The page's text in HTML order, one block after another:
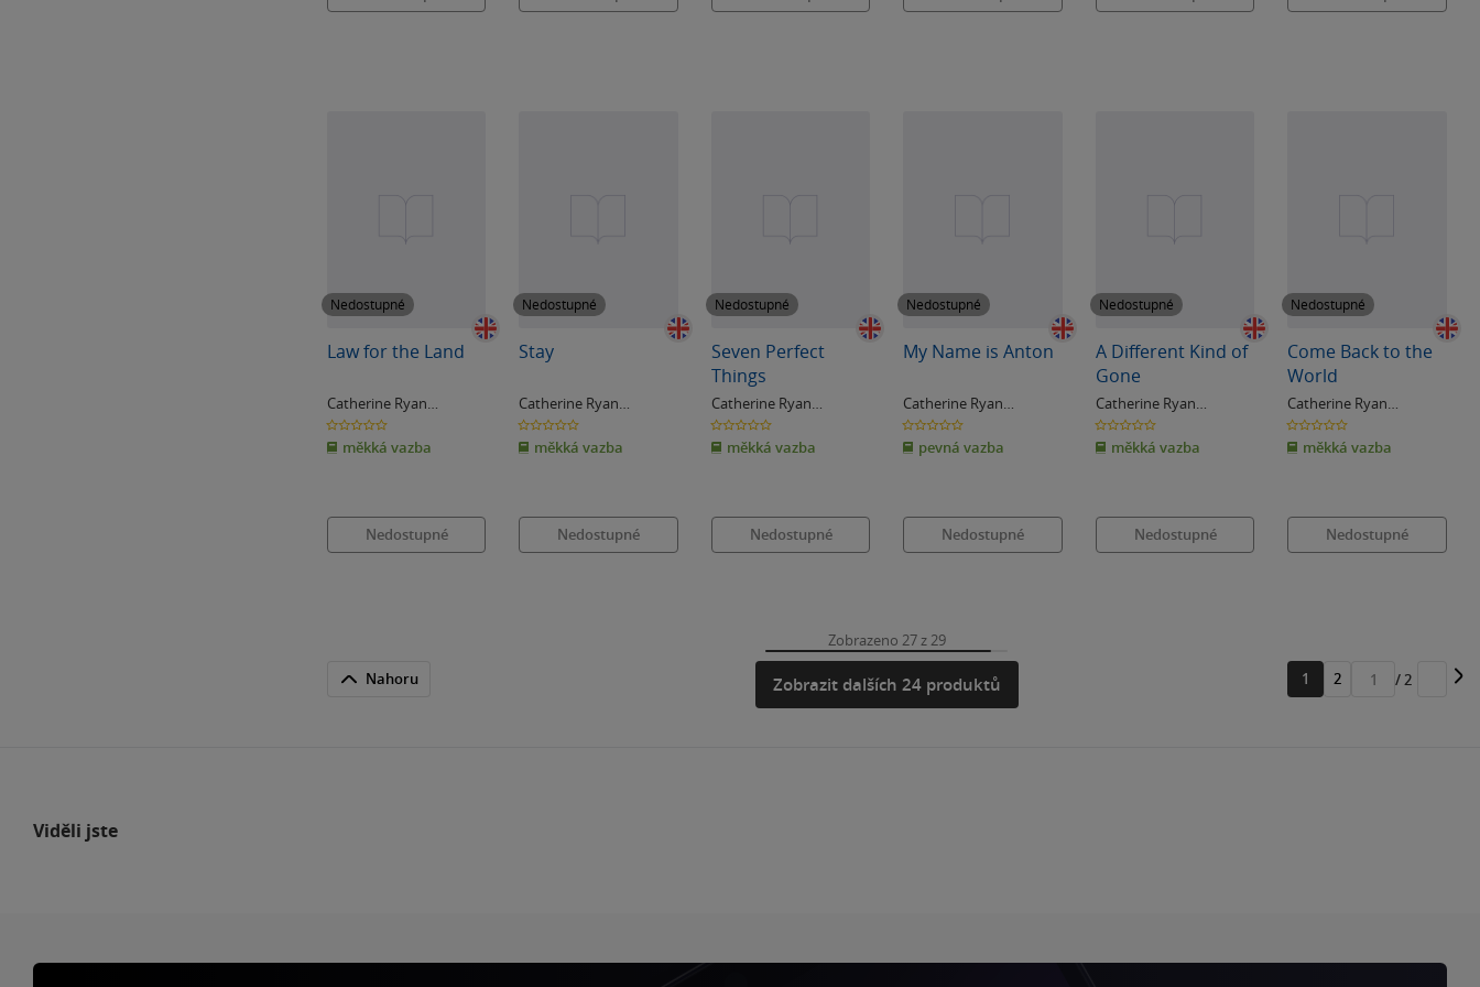
Nedostupné
Law for the Land
Catherine Ryan
Hydeová
0.0
z
5
hvězdiček
měkká vazba
Nedostupné
Nedostupné
Stay
Catherine Ryan
Hydeová
0.0
z
5
hvězdiček
měkká vazba
Nedostupné
Nedostupné
Seven Perfect
Things
Catherine Ryan
Hydeová
0.0
z
5
hvězdiček
měkká vazba
Nedostupné
Nedostupné
My Name is Anton
Catherine Ryan
Hydeová
0.0
z
5
hvězdiček
pevná vazba
Nedostupné
Nedostupné
A Different Kind of
Gone
Catherine Ryan
Hydeová
0.0
z
5
hvězdiček
měkká vazba
Nedostupné
Nedostupné
Come Back to the
World
Catherine Ryan
Hydeová
0.0
z
5
hvězdiček
měkká vazba
Nedostupné
Nahoru
Zobrazeno 27 z 29
Zobrazit dalších 24 produktů 1 2
Přejít
/ 2
Viděli jste